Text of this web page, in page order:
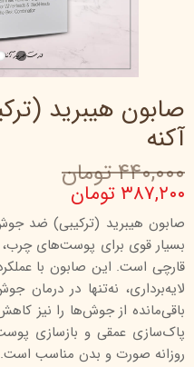
صابون هیبرید
آکنه
۴۴۰,۰۰۰ تومان
۳۸۷,۲۰۰ تومان
صابون هیبرید (ترکیبی) ضد
بسیار قوی برای پوست‌های
قارچی است. این صابون با
لایه‌برداری، نه‌تنها در درمان
باقی‌مانده از جوش‌ها را نیز
پاک‌سازی عمقی و بازسازی
روزانه صورت و بدن مناسب است.